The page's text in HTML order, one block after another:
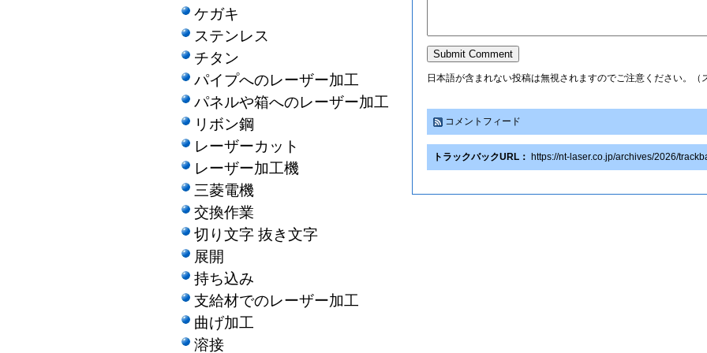
日本語が含まれない投稿は無視されますのでご注意ください。（
コメントフィード
トラックバックURL： https://nt-laser.co.jp/archives/2026/
ケガキ
ステンレス
チタン
パイプへのレーザー加工
パネルや箱へのレーザー加工
リボン鋼
レーザーカット
レーザー加工機
三菱電機
交換作業
切り文字 抜き文字
展開
持ち込み
支給材でのレーザー加工
曲げ加工
溶接